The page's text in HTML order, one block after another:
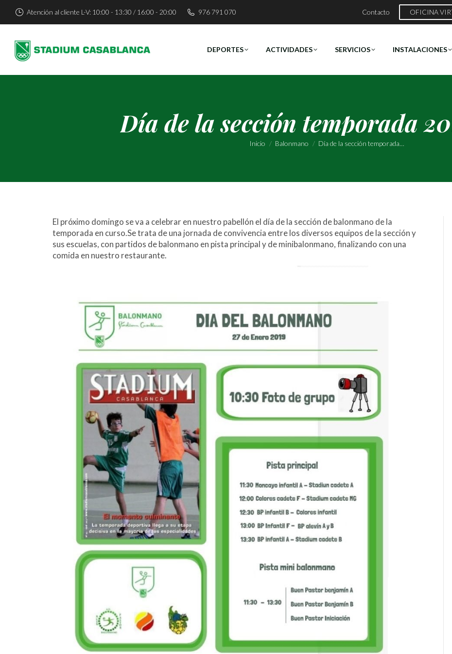
Atención al cliente L-V: 10:00 - 13:30 / 16:00 - 20:00 976 791 070 Contacto OFICINA
DEPORTES ACTIVIDADES SERVICIOS INSTALACIONES
Día de la sección temporada
Estás aquí:
Inicio Balonmano Día de la sección temporada…
El próximo domingo se va a celebrar en nuestro pabellón el día de la sección de balonmano de la
temporada en curso.Se trata de una jornada de convivencia entre los diversos equipos de la sección y
sus escuelas, con partidos de balonmano en pista principal y de minibalonmano, finalizando con una
comida en nuestro restaurante.